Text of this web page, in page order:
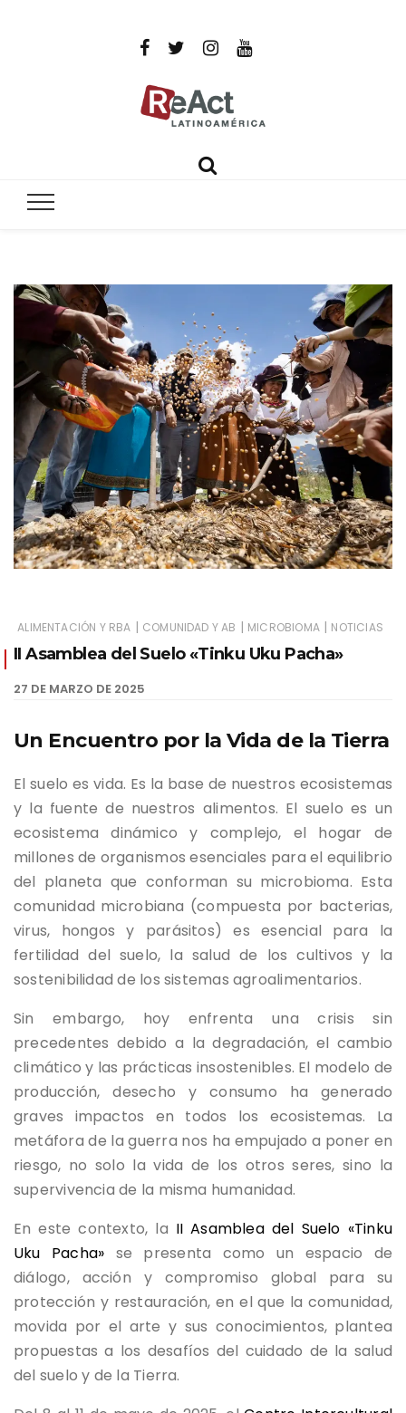
Por un mundo libre de infecciones intratables
ALIMENTACIÓN Y RBA | COMUNIDAD Y AB | MICROBIOMA | NOTICIAS
II Asamblea del Suelo «Tinku Uku Pacha»
27 DE MARZO DE 2025
Un Encuentro por la Vida de la Tierra
El suelo es vida. Es la base de nuestros ecosistemas
y la fuente de nuestros alimentos. El suelo es un
ecosistema dinámico y complejo, el hogar de
millones de organismos esenciales para el equilibrio
del planeta que conforman su microbioma. Esta
comunidad microbiana (compuesta por bacterias,
virus, hongos y parásitos) es esencial para la
fertilidad del suelo, la salud de los cultivos y la
sostenibilidad de los sistemas agroalimentarios.
Sin embargo, hoy enfrenta una crisis sin
precedentes debido a la degradación, el cambio
climático y las prácticas insostenibles. El modelo de
producción, desecho y consumo ha generado
graves impactos en todos los ecosistemas. La
metáfora de la guerra nos ha empujado a poner en
riesgo, no solo la vida de los otros seres, sino la
supervivencia de la misma humanidad.
En este contexto, la II Asamblea del Suelo «Tinku
Uku Pacha» se presenta como un espacio de
diálogo, acción y compromiso global para su
protección y restauración, en el que la comunidad,
movida por el arte y sus conocimientos, plantea
propuestas a los desafíos del cuidado de la salud
del suelo y de la Tierra.